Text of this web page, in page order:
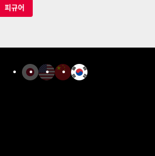
피규어